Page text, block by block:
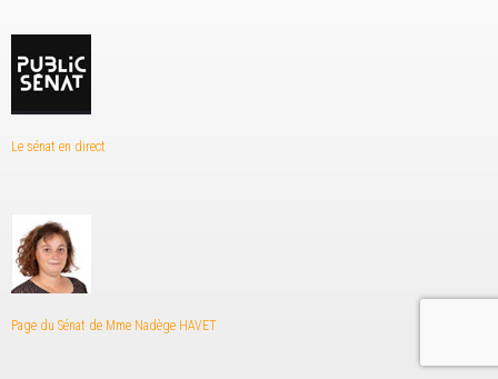
Le sénat en direct
Page du Sénat de Mme Nadège HAVET